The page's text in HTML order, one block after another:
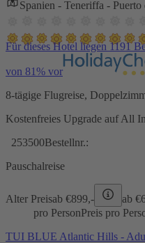
Spanien - Teneriffa - Puerto
Für dieses Hotel liegen 1191
von 81% vor
8-tägige Flugreise,
Kostenfreies Upgrade auf All
253500Bestellnr.:
Pauschalreise
Alter Preisab €899,- ab €
pro PersonPreis pro
TUI BLUE Atlantic Hills -